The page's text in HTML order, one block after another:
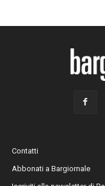
Contatti
Abbonati a Bargiornale